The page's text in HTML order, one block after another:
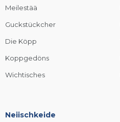
Meilestää
Guckstückcher
Die Köpp
Koppgedöns
Wichtisches
Neiischkeide